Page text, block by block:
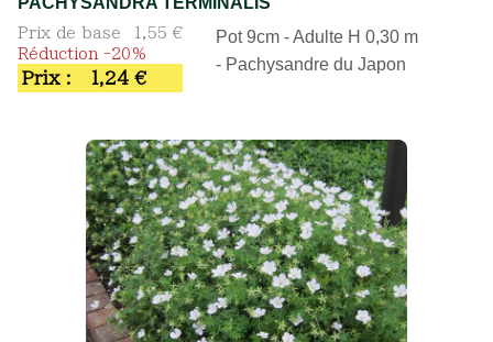
Prix de base
1,55 €
Réduction -20%
Prix : 1,24 €
Pot 9cm - Adulte H 0,30 m
- Pachysandre du Japon